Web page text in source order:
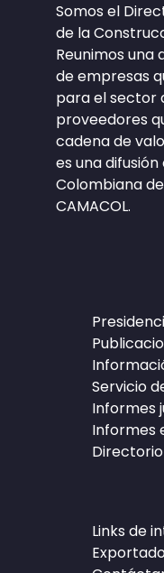
Somos el
de la
Reunimos
de empresas
para el sector
proveedores
cadena de
es una
Colombiana
CAMACOL.
Servicio
Informes
Informes
Links de